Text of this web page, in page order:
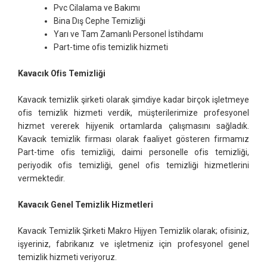
Pvc Cilalama ve Bakımı
Bina Dış Cephe Temizliği
Yarı ve Tam Zamanlı Personel İstihdamı
Part-time ofis temizlik hizmeti
Kavacık Ofis Temizliği
Kavacık temizlik şirketi olarak şimdiye kadar birçok işletmeye
ofis temizlik hizmeti verdik, müşterilerimize profesyonel
hizmet vererek hijyenik ortamlarda çalışmasını sağladık.
Kavacık temizlik firması olarak faaliyet gösteren firmamız
Part-time ofis temizliği, daimi personelle ofis temizliği,
periyodik ofis temizliği, genel ofis temizliği hizmetlerini
vermektedir.
Kavacık Genel Temizlik Hizmetleri
Kavacık Temizlik Şirketi Makro Hijyen Temizlik olarak; ofisiniz,
işyeriniz, fabrikanız ve işletmeniz için profesyonel genel
temizlik hizmeti veriyoruz.